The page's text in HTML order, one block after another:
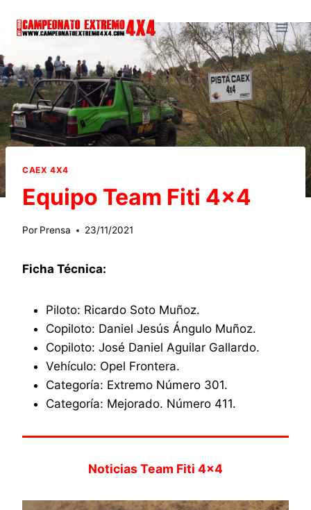
CAEX 4X4
Equipo Team Fiti 4×4
Por Prensa 23/11/2021
Ficha Técnica:
Piloto: Ricardo Soto Muñoz.
Copiloto: Daniel Jesús Ángulo Muñoz.
Copiloto: José Daniel Aguilar Gallardo.
Vehículo: Opel Frontera.
Categoría: Extremo Número 301.
Categoría: Mejorado. Número 411.
Noticias Team Fiti 4×4